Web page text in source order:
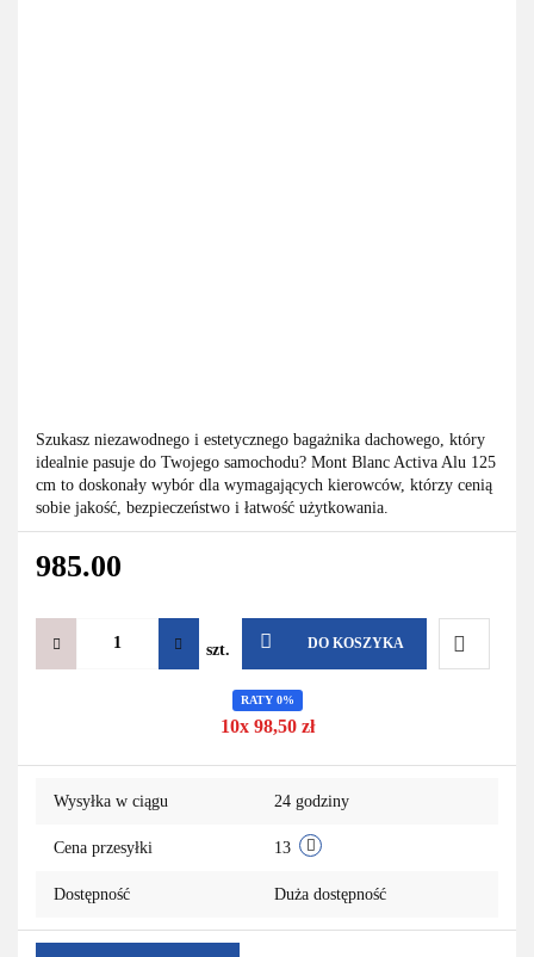
Szukasz niezawodnego i estetycznego bagażnika dachowego, który
idealnie pasuje do Twojego samochodu? Mont Blanc Activa Alu 125
cm to doskonały wybór dla wymagających kierowców, którzy cenią
sobie jakość, bezpieczeństwo i łatwość użytkowania.
985.00
szt. DO KOSZYKA
RATY 0%
10x 98,50 zł
Wysyłka w ciągu 24 godziny
Cena przesyłki 13
Dostępność Duża dostępność